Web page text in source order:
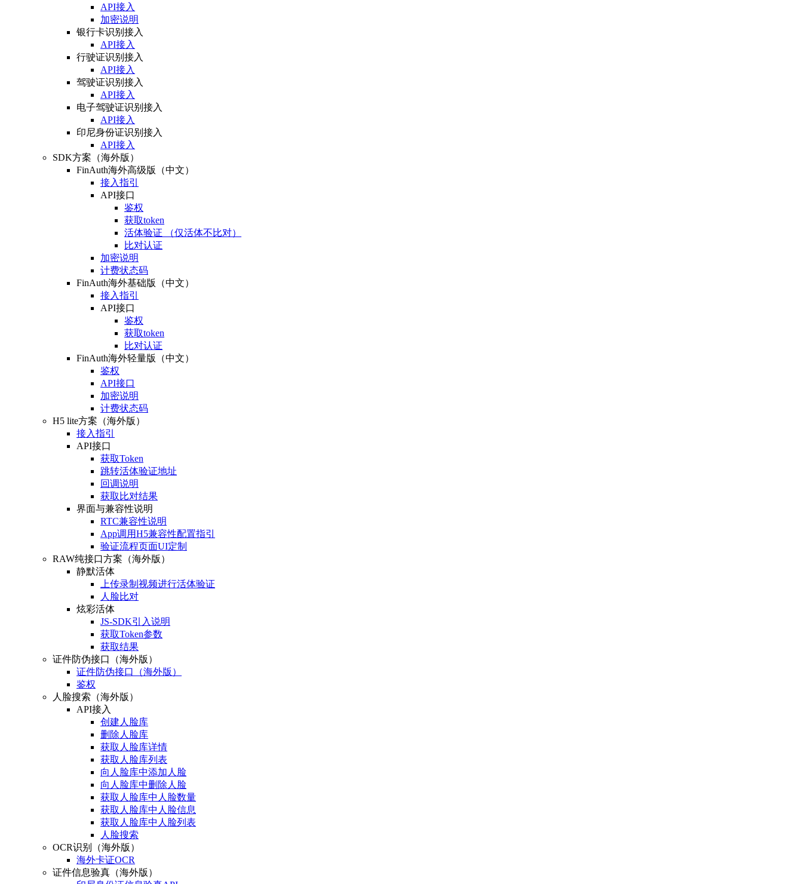
API接入
加密说明
银行卡识别接入
API接入
行驶证识别接入
API接入
驾驶证识别接入
API接入
电子驾驶证识别接入
API接入
印尼身份证识别接入
API接入
SDK方案（海外版）
FinAuth海外高级版（中文）
接入指引
API接口
鉴权
获取token
活体验证 （仅活体不比对）
比对认证
加密说明
计费状态码
FinAuth海外基础版（中文）
接入指引
API接口
鉴权
获取token
比对认证
FinAuth海外轻量版（中文）
鉴权
API接口
加密说明
计费状态码
H5 lite方案（海外版）
接入指引
API接口
获取Token
跳转活体验证地址
回调说明
获取比对结果
界面与兼容性说明
RTC兼容性说明
App调用H5兼容性配置指引
验证流程页面UI定制
RAW纯接口方案（海外版）
静默活体
上传录制视频进行活体验证
人脸比对
炫彩活体
JS-SDK引入说明
获取Token参数
获取结果
证件防伪接口（海外版）
证件防伪接口（海外版）
鉴权
人脸搜索（海外版）
API接入
创建人脸库
删除人脸库
获取人脸库详情
获取人脸库列表
向人脸库中添加人脸
向人脸库中删除人脸
获取人脸库中人脸数量
获取人脸库中人脸信息
获取人脸库中人脸列表
人脸搜索
OCR识别（海外版）
海外卡证OCR
证件信息验真（海外版）